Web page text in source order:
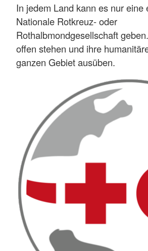
In jedem Land kann es nur eine
Nationale Rotkreuz- oder
Rothalbmondgesellschaft
offen stehen und ihre
ganzen Gebiet ausüben.